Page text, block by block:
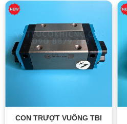
CON TRƯỢT VUÔNG TBI